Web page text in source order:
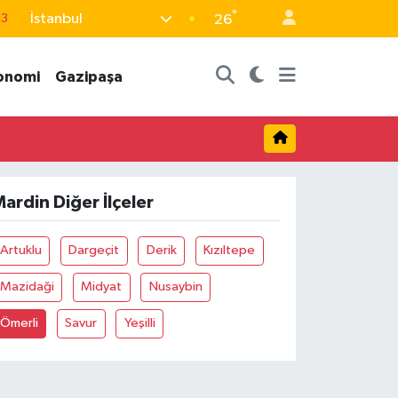
İstanbul 26°
Gazipaşa
Diğer İlçeler
Artuklu Dargeçit Derik Kızıltepe
Mazidaği Midyat Nusaybin
Ömerli Savur Yeşilli